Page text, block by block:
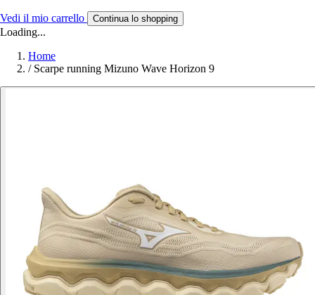
Vedi il mio carrello Continua lo shopping
Loading...
Home
/ Scarpe running Mizuno Wave Horizon 9